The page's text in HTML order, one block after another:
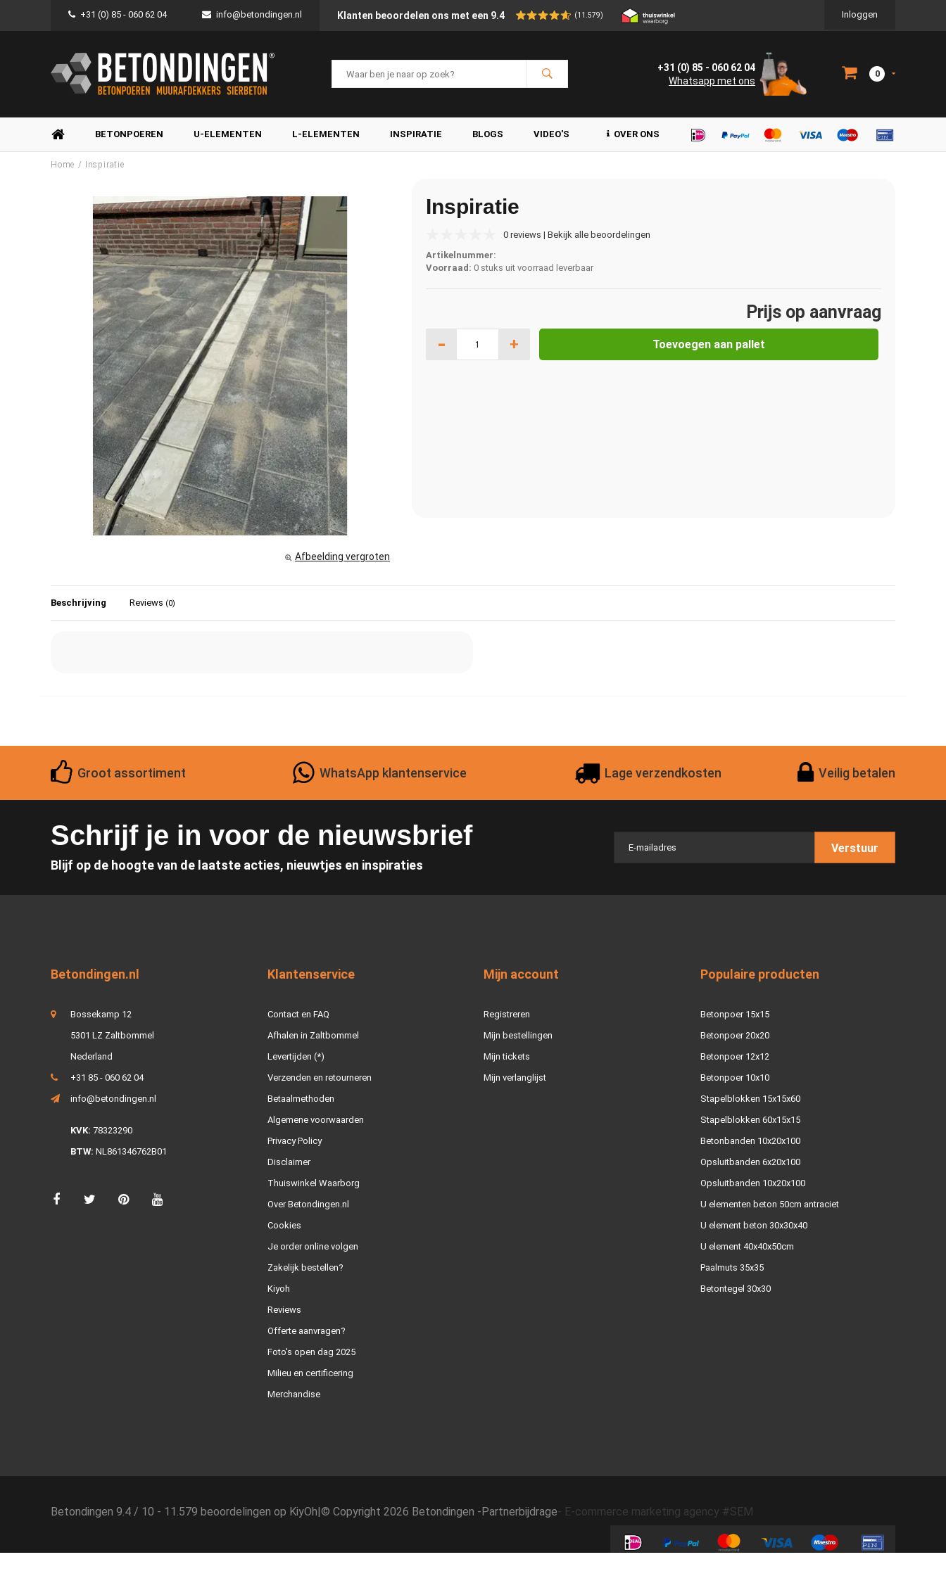
+31 (0) 85 - 060 62 04 info@betondingen.nl Klanten beoordelen ons met een 9.4 (11.579) Inloggen
+31 (0) 85 - 060 62 04
Whatsapp met ons
0
BETONPOEREN U-ELEMENTEN L-ELEMENTEN INSPIRATIE BLOGS VIDEO'S OVER ONS
Home / Inspiratie
Afbeelding vergroten
Inspiratie
0 reviews | Bekijk alle beoordelingen
Artikelnummer:
Voorraad: 0 stuks uit voorraad leverbaar
Prijs op aanvraag
- + Toevoegen aan pallet
Beschrijving Reviews (0)
Groot assortiment WhatsApp klantenservice Lage verzendkosten Veilig betalen
Schrijf je in voor de nieuwsbrief
Blijf op de hoogte van de laatste acties, nieuwtjes en inspiraties
Verstuur
Betondingen.nl
Bossekamp 12
5301 LZ Zaltbommel
Nederland
+31 85 - 060 62 04
info@betondingen.nl
KVK: 78323290
BTW: NL861346762B01
Klantenservice
Contact en FAQ
Afhalen in Zaltbommel
Levertijden (*)
Verzenden en retourneren
Betaalmethoden
Algemene voorwaarden
Privacy Policy
Disclaimer
Thuiswinkel Waarborg
Over Betondingen.nl
Cookies
Je order online volgen
Zakelijk bestellen?
Kiyoh
Reviews
Offerte aanvragen?
Foto's open dag 2025
Milieu en certificering
Merchandise
Mijn account
Registreren
Mijn bestellingen
Mijn tickets
Mijn verlanglijst
Populaire producten
Betonpoer 15x15
Betonpoer 20x20
Betonpoer 12x12
Betonpoer 10x10
Stapelblokken 15x15x60
Stapelblokken 60x15x15
Betonbanden 10x20x100
Opsluitbanden 6x20x100
Opsluitbanden 10x20x100
U elementen beton 50cm antraciet
U element beton 30x30x40
U element 40x40x50cm
Paalmuts 35x35
Betontegel 30x30
Betondingen 9.4 / 10 - 11.579 beoordelingen op KiyOh|© Copyright 2026 Betondingen -Partnerbijdrage- E-commerce marketing agency #SEM